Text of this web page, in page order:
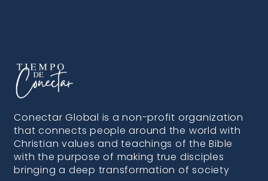
Conectar Global is a non-profit organization
that connects people around the world with
Christian values and teachings of the Bible
with the purpose of making true disciples
bringing a deep transformation of society